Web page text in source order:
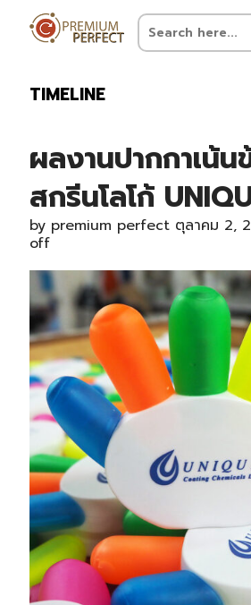
TIMELINE
ผลงานปากกาเน้น
สกรีนโลโก้
by premium perfect ตุลาคม 2,
off